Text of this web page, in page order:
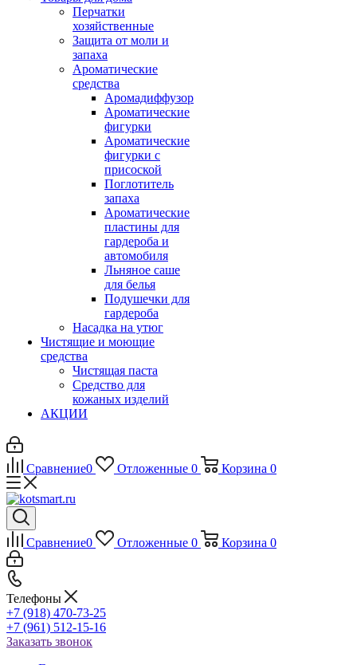
Перчатки
хозяйственные
Защита от моли и
запаха
Ароматические
средства
Аромадиффузор
Ароматические
фигурки
Ароматические
фигурки с
присоской
Поглотитель
запаха
Ароматические
пластины для
гардероба и
автомобиля
Льняное саше
для белья
Подушечки для
гардероба
Насадка на утюг
Чистящие и моющие
средства
Чистящая паста
Средство для
кожаных изделий
АКЦИИ
Сравнение0 Отложенные 0 Корзина 0
Сравнение0 Отложенные 0 Корзина 0
Телефоны
+7 (918) 470-73-25
+7 (961) 512-15-16
Заказать звонок